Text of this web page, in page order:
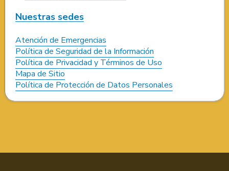
Nuestras sedes
Atención de Emergencias
Política de Seguridad de la Información
Política de Privacidad y Términos de Uso
Mapa de Sitio
Política de Protección de Datos Personales